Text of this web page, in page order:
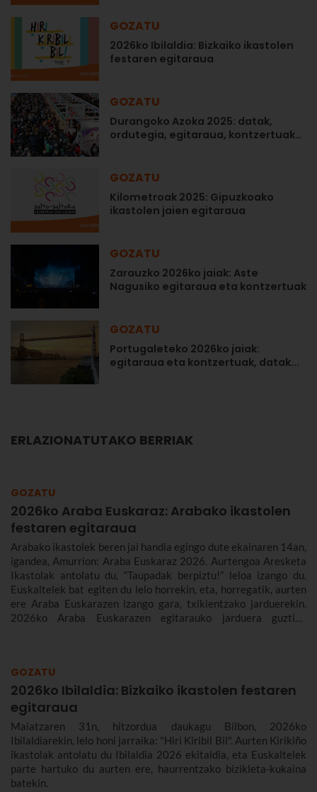
GOZATU
2026ko Ibilaldia: Bizkaiko ikastolen
festaren egitaraua
GOZATU
Durangoko Azoka 2025: datak,
ordutegia, egitaraua, kontzertuak…
GOZATU
Kilometroak 2025: Gipuzkoako
ikastolen jaien egitaraua
GOZATU
Zarauzko 2026ko jaiak: Aste
Nagusiko egitaraua eta kontzertuak
GOZATU
Portugaleteko 2026ko jaiak:
egitaraua eta kontzertuak, datak...
ERLAZIONATUTAKO BERRIAK
GOZATU
2026ko Araba Euskaraz: Arabako ikastolen
festaren egitaraua
Arabako ikastolek beren jai handia egingo dute ekainaren 14an,
igandea, Amurrion: Araba Euskaraz 2026. Aurtengoa Aresketa
Ikastolak antolatu du, “Taupadak berpiztu!” leloa izango du.
Euskaltelek bat egiten du lelo horrekin, eta, horregatik, aurten
ere Araba Euskarazen izango gara, txikientzako jarduerekin.
2026ko Araba Euskarazen egitarauko jarduera guztiak
GOZATU
2026ko Ibilaldia: Bizkaiko ikastolen festaren
egitaraua
Maiatzaren 31n, hitzordua daukagu Bilbon, 2026ko
Ibilaldiarekin, lelo honi jarraika: "Hiri Kiribil Bil". Aurten Kirikiño
ikastolak antolatu du Ibilaldia 2026 ekitaldia, eta Euskaltelek
parte hartuko du aurten ere, haurrentzako bizikleta-kukaina
batekin.